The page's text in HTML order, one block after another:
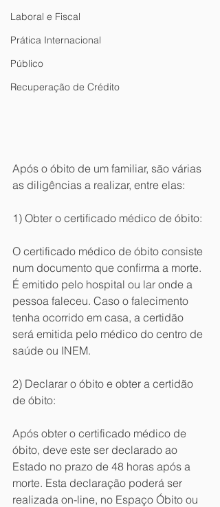
Laboral e Fiscal
Prática Internacional
Público
Recuperação de Crédito
Após o óbito de um familiar, são várias
as diligências a realizar, entre elas:
1) Obter o certificado médico de óbito:
O certificado médico de óbito consiste
num documento que confirma a morte.
É emitido pelo hospital ou lar onde a
pessoa faleceu. Caso o falecimento
tenha ocorrido em casa, a certidão
será emitida pelo médico do centro de
saúde ou INEM.
2) Declarar o óbito e obter a certidão
de óbito:
Após obter o certificado médico de
óbito, deve este ser declarado ao
Estado no prazo de 48 horas após a
morte. Esta declaração poderá ser
realizada on-line, no Espaço Óbito ou